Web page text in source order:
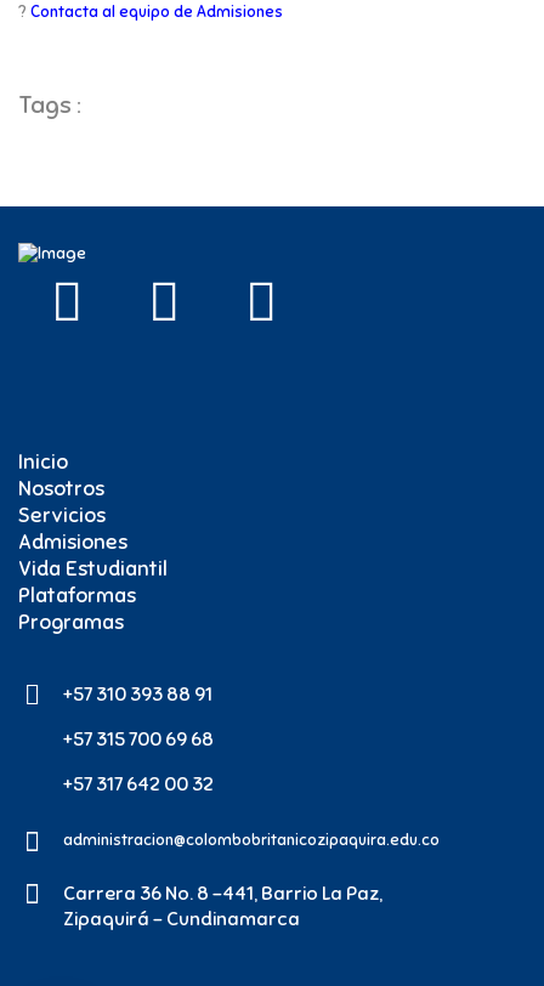
? Contacta al equipo de Admisiones
Tags :
Inicio
Nosotros
Servicios
Admisiones
Vida Estudiantil
Plataformas
Programas
+57 310 393 88 91
+57 315 700 69 68
+57 317 642 00 32
administracion@colombobritanicozipaquira.edu.co
Carrera 36 No. 8 -441, Barrio La Paz,
Zipaquirá - Cundinamarca